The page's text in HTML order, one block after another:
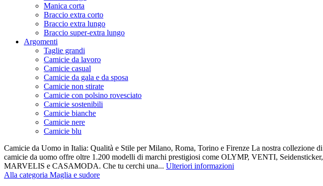
Manica corta
Braccio extra corto
Braccio extra lungo
Braccio super-extra lungo
Argomenti
Taglie grandi
Camicie da lavoro
Camicie casual
Camicie da gala e da sposa
Camicie non stirate
Camicie con polsino rovesciato
Camicie sostenibili
Camicie bianche
Camicie nere
Camicie blu
Camicie da Uomo in Italia: Qualità e Stile per Milano, Roma, Torino e Firenze La nostra collezione di
camicie da uomo offre oltre 1.200 modelli di marchi prestigiosi come OLYMP, VENTI, Seidensticker,
MARVELIS e CASAMODA. Che tu cerchi una... Ulteriori informazioni
Alla categoria Maglia e sudore